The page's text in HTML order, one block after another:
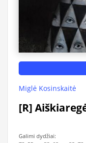
Miglė Kosinskaitė
[R]
Galimi dydžiai: